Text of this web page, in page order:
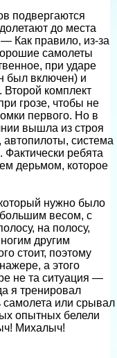
подвергаются
до места
Как правило, из-за
самолеты
при ударе
был включен) и
Второй комплект
грозе, чтобы не
первого. Но в
вышла из строя
система
Фактически ребята
дерьмом, которое
нужно было
большим весом, с
на полосу,
другим
стоит, поэтому
а этого
не та ситуация —
я тренировал
самолета или срывал
опытных белели
Михалыч!